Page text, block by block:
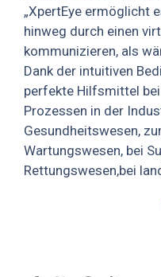
„XpertEye ermöglicht
hinweg durch einen
kommunizieren, als
Dank der intuitiven
perfekte Hilfsmittel
Prozessen in der
Gesundheitswesen,
Wartungswesen, bei
Rettungswesen,bei